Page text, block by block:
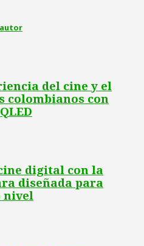
autor
del cine y el
colombianos con
digital con la
diseñada para
nivel